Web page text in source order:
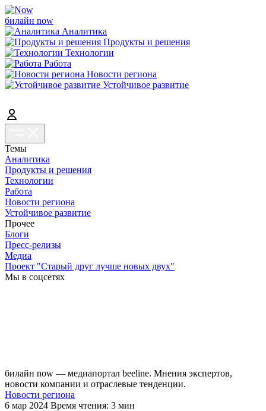
билайн now
Аналитика
Продукты и решения
Технологии
Работа
Новости региона
Устойчивое развитие
Темы
Аналитика
Продукты и решения
Технологии
Работа
Новости региона
Устойчивое развитие
Прочее
Блоги
Пресс-релизы
Медиа
Проект "Старый друг лучше новых двух"
Мы в соцсетях
билайн now — медиапортал beeline. Мнения экспертов,
новости компании и отраслевые тенденции.
Новости региона
6 мар 2024 Время чтения: 3 мин